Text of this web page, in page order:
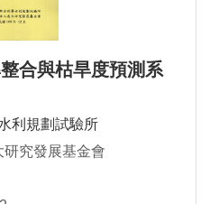
合與枯旱度預測系
利規劃試驗所
究發展基金會